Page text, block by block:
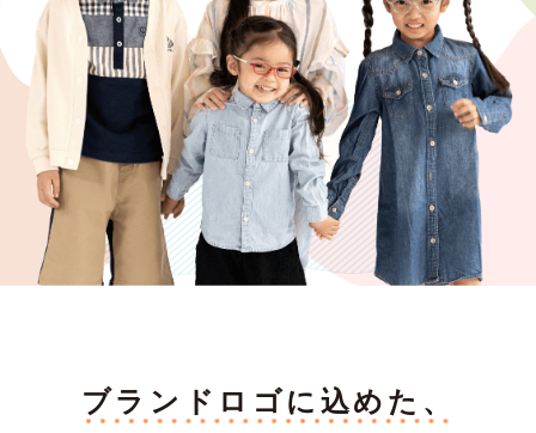
ブランドロゴに込めた、